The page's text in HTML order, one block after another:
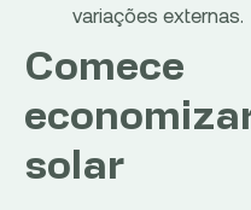
variações externas.
solar